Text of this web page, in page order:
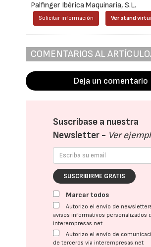
Palfinger Ibérica Maquinaria, S.L.
Solicitar información Ver stand
COMENTARIOS AL
Deja un comentario
Suscríbase a nuestra
Newsletter - Ver
SUSCRIBIRME GRATIS
Marcar todos
Autorizo el envío de
avisos informativos personalizados
interempresas.net
Autorizo el envío de
de terceros vía interempresas.net